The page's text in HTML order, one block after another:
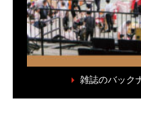
雑誌のバック